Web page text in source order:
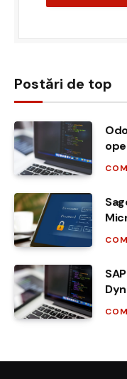
Postări de top